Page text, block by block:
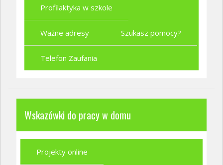
Profilaktyka w szkole
Ważne adresy Szukasz pomocy?
Telefon Zaufania
Wskazówki do pracy w domu
Projekty online